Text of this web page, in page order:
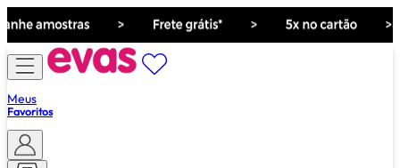
Meus
Favoritos